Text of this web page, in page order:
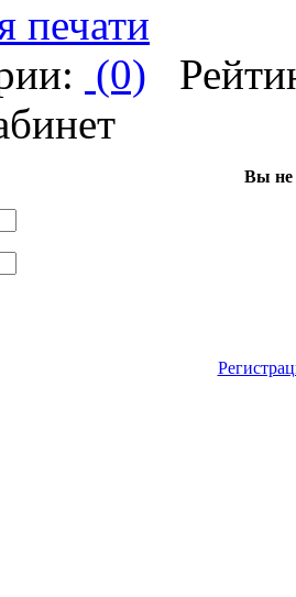
печати
(0)
Вы не